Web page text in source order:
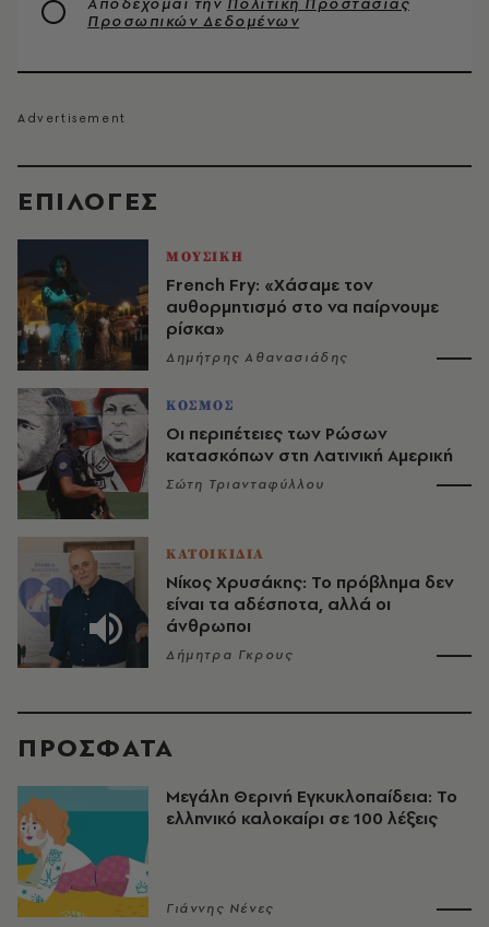
EΠΙΛΟΓΈΣ
ΜΟΥΣΙΚΗ
French Fry: «Χάσαμε τον
αυθορμητισμό στο να παίρνουμε
ρίσκα»
Δημήτρης Αθανασιάδης
ΚΟΣΜΟΣ
Οι περιπέτειες των Ρώσων
κατασκόπων στη Λατινική Αμερική
Σώτη Τριανταφύλλου
ΚΑΤΟΙΚΙΔΙΑ
Νίκος Χρυσάκης: Το πρόβλημα δεν
είναι τα αδέσποτα, αλλά οι
άνθρωποι
Δήμητρα Γκρους
Προσωπικών Δεδομένων
ΠΡΟΣΦΑΤΑ
Μεγάλη Θερινή Εγκυκλοπαίδεια: Το
ελληνικό καλοκαίρι σε 100 λέξεις
Γιάννης Νένες